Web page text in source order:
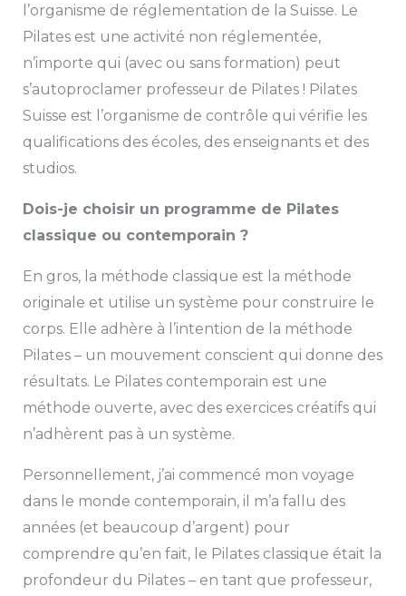
l’organisme de réglementation de la Suisse. Le
Pilates est une activité non réglementée,
n’importe qui (avec ou sans formation) peut
s’autoproclamer professeur de Pilates ! Pilates
Suisse est l’organisme de contrôle qui vérifie les
qualifications des écoles, des enseignants et des
studios.
Dois-je choisir un programme de Pilates
classique ou contemporain ?
En gros, la méthode classique est la méthode
originale et utilise un système pour construire le
corps. Elle adhère à l’intention de la méthode
Pilates – un mouvement conscient qui donne des
résultats. Le Pilates contemporain est une
méthode ouverte, avec des exercices créatifs qui
n’adhèrent pas à un système.
Personnellement, j’ai commencé mon voyage
dans le monde contemporain, il m’a fallu des
années (et beaucoup d’argent) pour
comprendre qu’en fait, le Pilates classique était la
profondeur du Pilates – en tant que professeur,